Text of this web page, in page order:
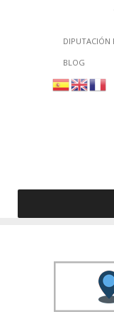
DIPUTACIÓN
BLOG